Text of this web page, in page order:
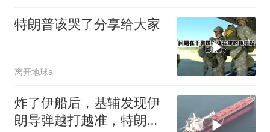
特朗普该哭了分享给大家
离开地球a
炸了伊船后，基辅发现伊
朗导弹越打越准，特朗普